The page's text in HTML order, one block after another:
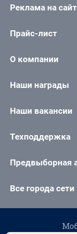
Реклама на
Прайс-лист
О компании
Наши награды
Наши вакансии
Техподдержка
Предвыборная
Все города сети